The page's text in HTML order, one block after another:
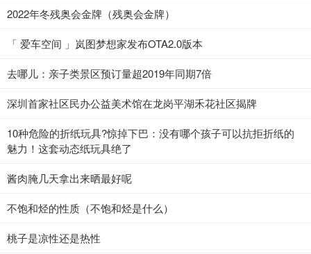
2022年冬残奥会金牌（残奥会金牌）
「 爱车空间 」岚图梦想家发布OTA2.0版本
去哪儿：亲子类景区预订量超2019年同期7倍
深圳首家社区民办公益美术馆在龙岗平湖禾花社区揭牌
10种危险的折纸玩具?惊掉下巴：没有哪个孩子可以抗拒折纸的
魅力！这套动态纸玩具绝了
酱肉腌几天拿出来晒最好呢
不饱和烃的性质（不饱和烃是什么）
桃子是凉性还是热性